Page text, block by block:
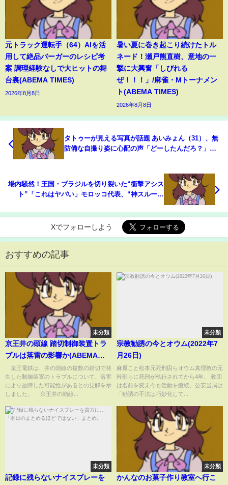
元トラック運転手（64）AIを活
用して絶品バーガーのレシピ考
案 調理経験なしで大ヒットの舞
台裏(ABEMA TIMES)
2026年8月8日
暑い夏に巻き起こり続けたトル
ネード！瀬戸熊直樹、意地の一
撃に大興奮「しびれる
ぜ！！！」/麻雀・Mトーナメン
ト(ABEMA TIMES)
2026年8月8日
タトゥーが見える写真が話題 あいみょん（31）、無
防備な自撮り姿に心配の声「どーしたんだろ？」
場内騒然！王国・ブラジルを切り裂いた“衝撃アシス
ト”「これはヤバい」モロッコ代表、“神スルーパ
Xでフォローしよう
おすすめの記事
未分類
京王井の頭線 踏切制御装置トラ
ブルは落雷の影響か(ABEMA
TIMES)
京王電鉄は、井の頭線の複数の踏切で発
生した制御装置のトラブルについて、落雷
により故障した可能性があるとの見解を示
しました。 京王井の頭線...
未分類
宗教勧誘の今とオウム(2022年7
月26日)
麻原こと松本元死刑囚らオウム真理教の元
幹部らに死刑が執行されてから4年、 教団
は名前を変え今も活動を継続、公安当局は
「勧誘の手法は巧妙化して...
未分類
記録に残らないナイスプレーを
未分類
かんなのお菓子作り教室へ行こ